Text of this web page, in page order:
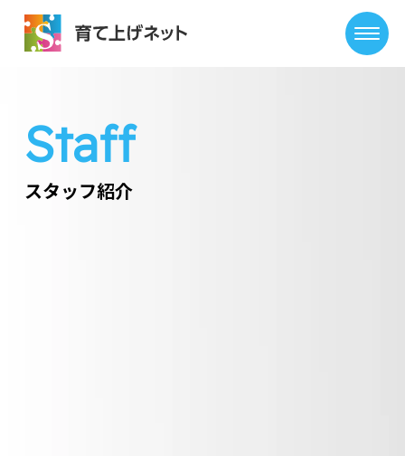
Staff
スタッフ紹介